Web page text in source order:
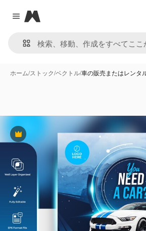
Close menu
Magnific
ホーム/ストック/ベクトル/車の販売またはレンタ
Premium